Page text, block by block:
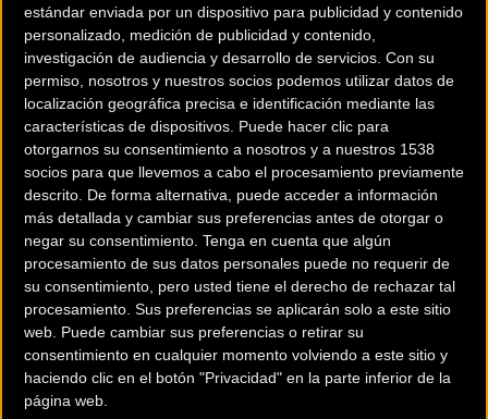
estándar enviada por un dispositivo para publicidad y contenido
personalizado, medición de publicidad y contenido,
investigación de audiencia y desarrollo de servicios. Con su
permiso, nosotros y nuestros socios podemos utilizar datos de
localización geográfica precisa e identificación mediante las
características de dispositivos. Puede hacer clic para
otorgarnos su consentimiento a nosotros y a nuestros 1538
socios para que llevemos a cabo el procesamiento previamente
descrito. De forma alternativa, puede acceder a información
más detallada y cambiar sus preferencias antes de otorgar o
negar su consentimiento. Tenga en cuenta que algún
procesamiento de sus datos personales puede no requerir de
su consentimiento, pero usted tiene el derecho de rechazar tal
procesamiento. Sus preferencias se aplicarán solo a este sitio
web. Puede cambiar sus preferencias o retirar su
consentimiento en cualquier momento volviendo a este sitio y
haciendo clic en el botón "Privacidad" en la parte inferior de la
página web.
En total, serán168 corredores y 24 equipos los
que conformen la ronda valenciana, con seis
conjuntos nacionales: Movistar, Caja Rural,
Burgos-BH, el conjunto vasco Euskadi-Murias,
Kometa Cycling Team, y Fundación Euskadi.
El resto 19 de equipos participantes son: Sky,
CCC, Mitchelton Scott, Astana, Bahrain Merida,
Jumbo, AG2R la Mondiale, UAE Team Emirates,
Katusha, Dimension Data, Cofidis, Direct
Energie, Israel Cycling Academy, Sport
Vlaanderen Baloise, Nippo Vini Fantini, Gazprom,
W52 FC Porto, Rally UHC Cycling.
Este año la organización de la Vuelta a la